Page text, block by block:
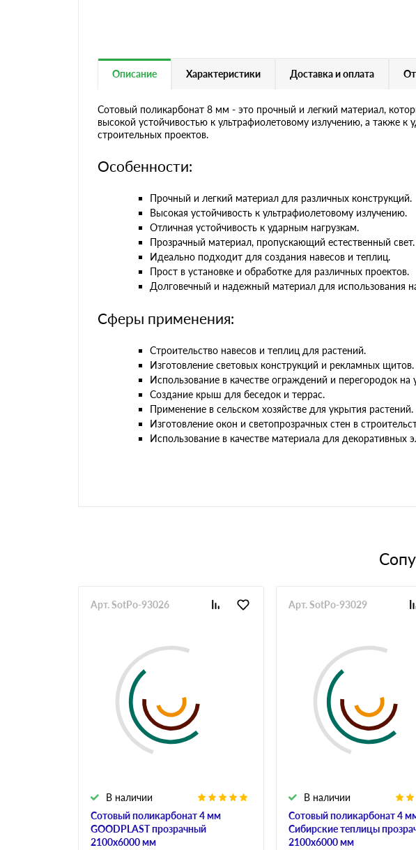
Описание Характеристики Доставка и оплата
Сотовый поликарбонат 8 мм - это прочный и легкий материал,
высокой устойчивостью к ультрафиолетовому излучению, а также
строительных проектов.
Особенности:
Прочный и легкий материал для различных конструкций.
Высокая устойчивость к ультрафиолетовому излучению.
Отличная устойчивость к ударным нагрузкам.
Прозрачный материал, пропускающий естественный свет.
Идеально подходит для создания навесов и теплиц.
Прост в установке и обработке для различных проектов.
Долговечный и надежный материал для использования
Сферы применения:
Строительство навесов и теплиц для растений.
Изготовление световых конструкций и рекламных щитов.
Использование в качестве ограждений и перегородок на
Создание крыш для беседок и террас.
Применение в сельском хозяйстве для укрытия растений.
Изготовление окон и светопрозрачных стен в
Использование в качестве материала для декоративных
Сотовый поликарбонат 4 мм
GOODPLAST прозрачный
2100х6000 мм
В наличии
Арт. SotPo-93026
Сотовый поликарбонат 4
Сибирские теплицы
2100х6000 мм
В наличии
Арт. SotPo-93029